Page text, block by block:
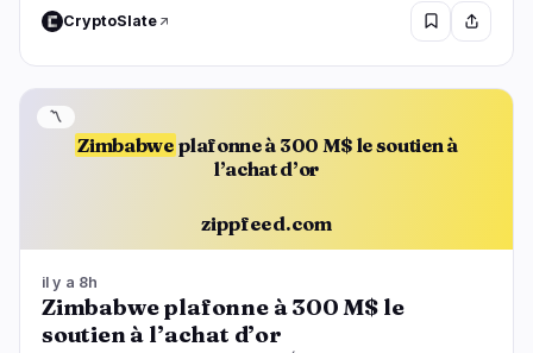
CryptoSlate
Zimbabwe plafonne à 300 M$ le soutien à
l’achat d’or
zippfeed.com
〽️
il y a 8h
Zimbabwe plafonne à 300 M$ le
soutien à l’achat d’or